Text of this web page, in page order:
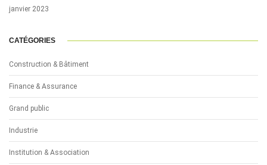
janvier 2023
CATÉGORIES
Construction & Bâtiment
Finance & Assurance
Grand public
Industrie
Institution & Association